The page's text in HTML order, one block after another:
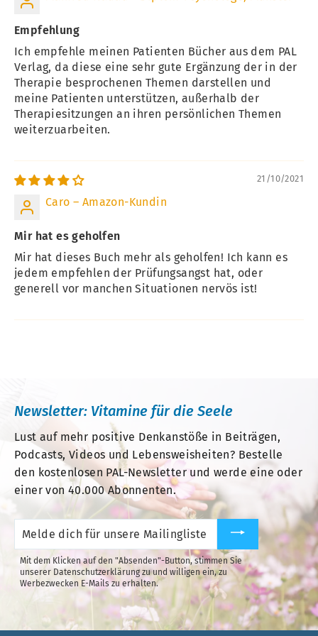
Maßnahmen, die Ihnen im Umgang mit der
Angst helfen können.
Prüfungssituationen gelassen meistern: In
diesem Selbsthilfe-Ratgeber finden Sie
erprobte Strategien, um Lampenfieber und
schlagen!
Empfehlung
Ich empfehle meinen Patienten Bücher aus dem PAL
Verlag, da diese eine sehr gute Ergänzung der in der
Therapie besprochenen Themen darstellen und
meine Patienten unterstützen, außerhalb der
Therapiesitzungen an ihren persönlichen Themen
weiterzuarbeiten.
21/10/2021
Caro – Amazon-Kundin
Mir hat es geholfen
Mir hat dieses Buch mehr als geholfen! Ich kann es
jedem empfehlen der Prüfungsangst hat, oder
generell vor manchen Situationen nervös ist!
Newsletter: Vitamine für die Seele
Lust auf mehr positive Denkanstöße in Beiträgen,
Podcasts, Videos und Lebensweisheiten? Bestelle
den kostenlosen PAL-Newsletter und werde eine oder
einer von 40.000 Abonnenten.
dich
unsere
Mailingliste
an.
Mit dem Klicken auf den "Absenden"-Button, stimmen Sie
unserer Datenschutzerklärung zu und willigen ein, zu
Werbezwecken E-Mails zu erhalten.